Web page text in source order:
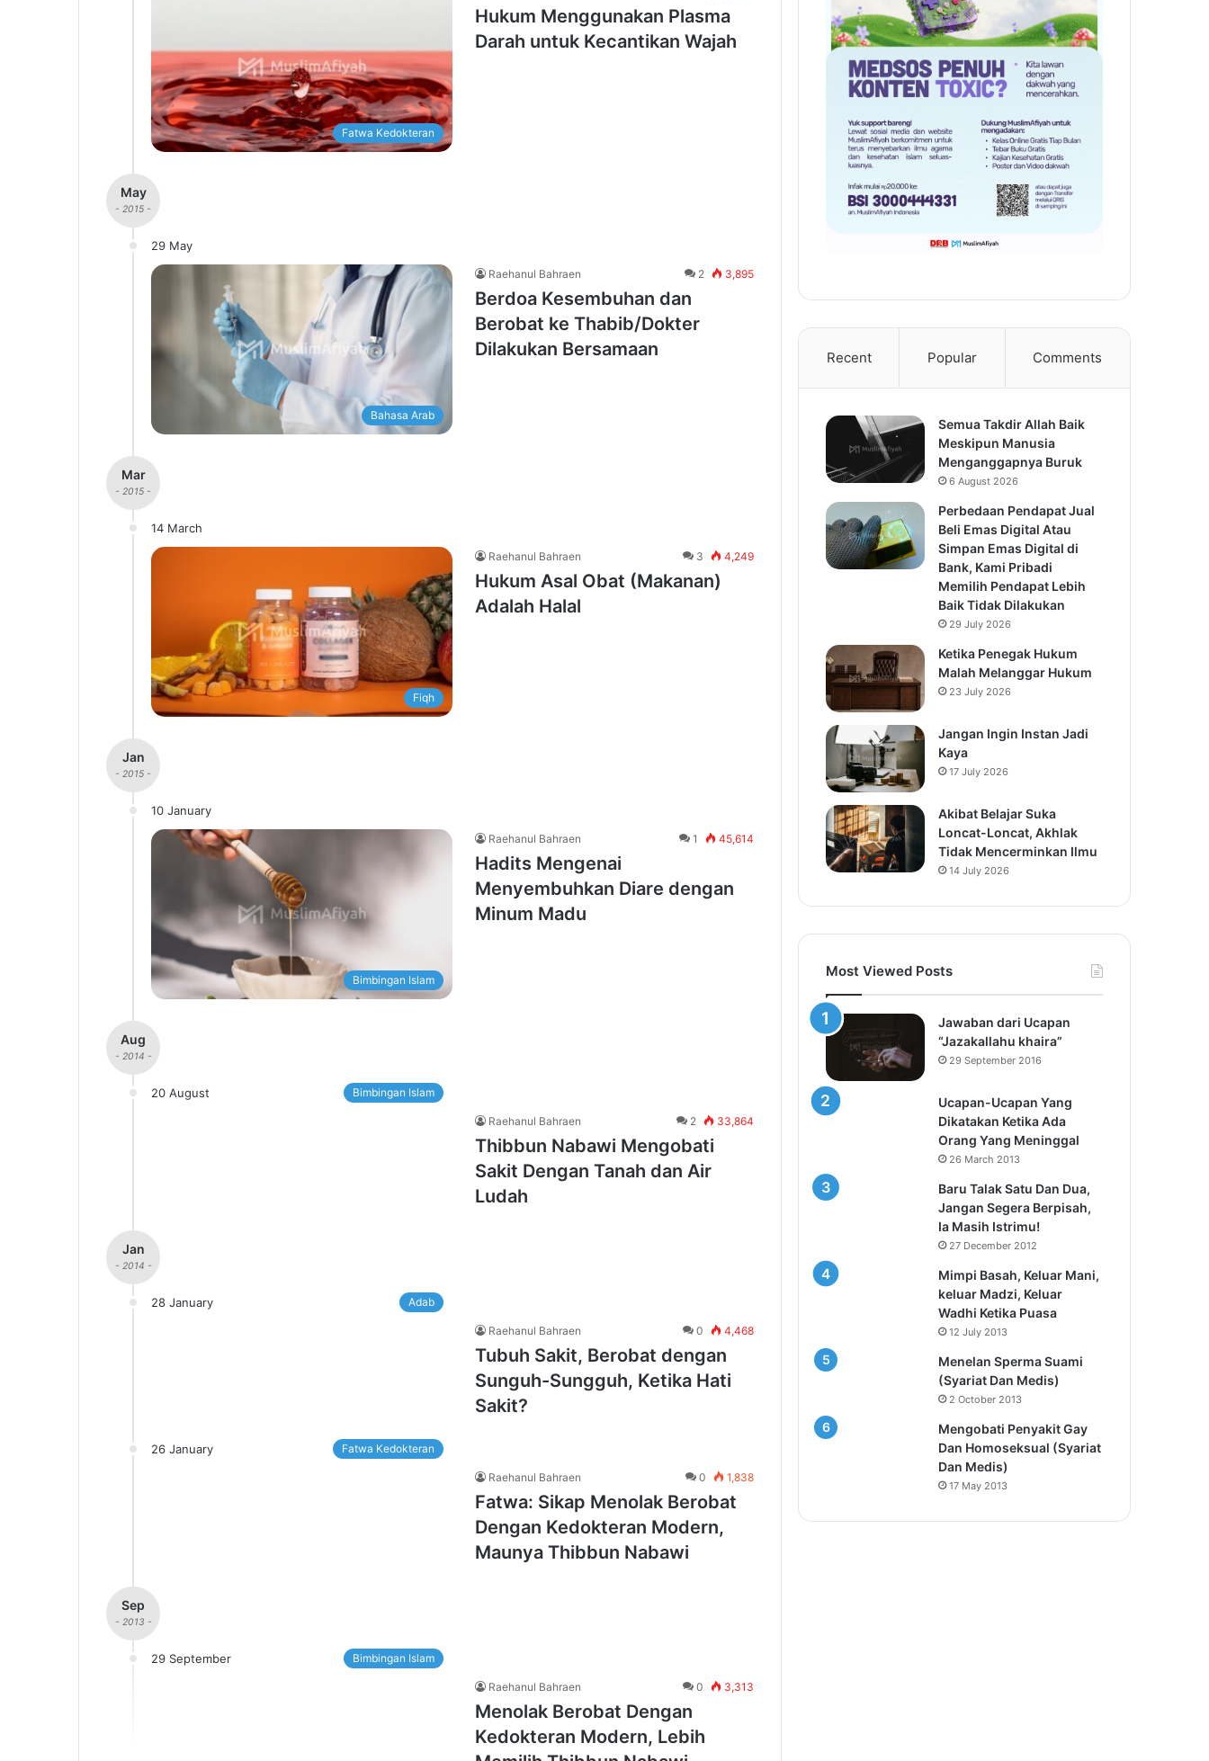
Fatwa Kedokteran
Hukum Menggunakan Plasma
Darah untuk Kecantikan Wajah
May
- 2015 -
29 May
Bahasa Arab
Raehanul Bahraen 2 3,895
Berdoa Kesembuhan dan
Berobat ke Thabib/Dokter
Dilakukan Bersamaan
Mar
- 2015 -
14 March
Fiqh
Raehanul Bahraen 3 4,249
Hukum Asal Obat (Makanan)
Adalah Halal
Jan
- 2015 -
10 January
Bimbingan Islam
Raehanul Bahraen 1 45,614
Hadits Mengenai
Menyembuhkan Diare dengan
Minum Madu
Aug
- 2014 -
20 August Bimbingan Islam
Raehanul Bahraen 2 33,864
Thibbun Nabawi Mengobati
Sakit Dengan Tanah dan Air
Ludah
Jan
- 2014 -
28 January Adab
Raehanul Bahraen 0 4,468
Tubuh Sakit, Berobat dengan
Sunguh-Sungguh, Ketika Hati
Sakit?
26 January Fatwa Kedokteran
Raehanul Bahraen 0 1,838
Fatwa: Sikap Menolak Berobat
Dengan Kedokteran Modern,
Maunya Thibbun Nabawi
Sep
- 2013 -
29 September Bimbingan Islam
Raehanul Bahraen 0 3,313
Menolak Berobat Dengan
Kedokteran Modern, Lebih
Recent Popular Comments
Semua Takdir Allah Baik
Meskipun Manusia
Menganggapnya Buruk
6 August 2026
Perbedaan Pendapat Jual
Beli Emas Digital Atau
Simpan Emas Digital di
Bank, Kami Pribadi
Memilih Pendapat Lebih
Baik Tidak Dilakukan
29 July 2026
Ketika Penegak Hukum
Malah Melanggar Hukum
23 July 2026
Jangan Ingin Instan Jadi
Kaya
17 July 2026
Akibat Belajar Suka
Loncat-Loncat, Akhlak
Tidak Mencerminkan Ilmu
14 July 2026
Most Viewed Posts
Jawaban dari Ucapan
“Jazakallahu khaira”
29 September 2016
Ucapan-Ucapan Yang
Dikatakan Ketika Ada
Orang Yang Meninggal
26 March 2013
Baru Talak Satu Dan Dua,
Jangan Segera Berpisah,
Ia Masih Istrimu!
27 December 2012
Mimpi Basah, Keluar Mani,
keluar Madzi, Keluar
Wadhi Ketika Puasa
12 July 2013
Menelan Sperma Suami
(Syariat Dan Medis)
2 October 2013
Mengobati Penyakit Gay
Dan Homoseksual (Syariat
Dan Medis)
17 May 2013